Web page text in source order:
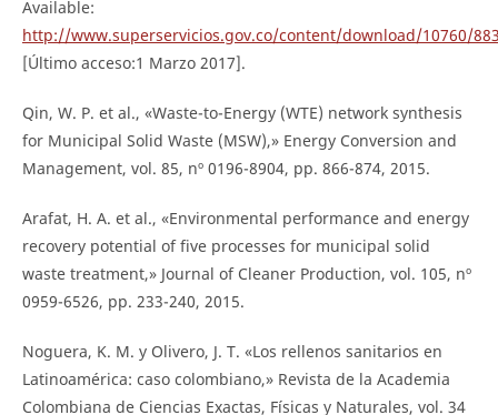
Available:
http://www.superservicios.gov.co/content/download/10760/
[Último acceso:1 Marzo 2017].
Qin, W. P. et al., «Waste-to-Energy (WTE) network synthesis
for Municipal Solid Waste (MSW),» Energy Conversion and
Management, vol. 85, nº 0196-8904, pp. 866-874, 2015.
Arafat, H. A. et al., «Environmental performance and energy
recovery potential of five processes for municipal solid
waste treatment,» Journal of Cleaner Production, vol. 105, nº
0959-6526, pp. 233-240, 2015.
Noguera, K. M. y Olivero, J. T. «Los rellenos sanitarios en
Latinoamérica: caso colombiano,» Revista de la Academia
Colombiana de Ciencias Exactas, Físicas y Naturales, vol. 34